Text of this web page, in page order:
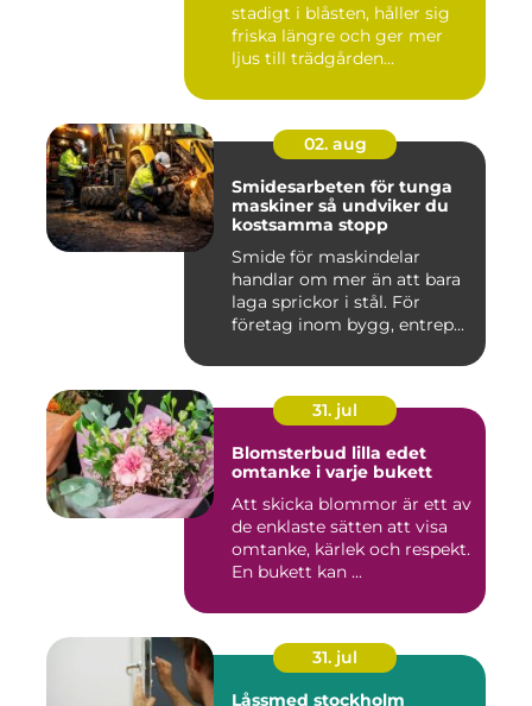
stadigt i blåsten, håller sig
friska längre och ger mer
ljus till trädgården...
02. aug
Smidesarbeten för tunga
maskiner så undviker du
kostsamma stopp
Smide för maskindelar
handlar om mer än att bara
laga sprickor i stål. För
företag inom bygg, entrep...
31. jul
Blomsterbud lilla edet
omtanke i varje bukett
Att skicka blommor är ett av
de enklaste sätten att visa
omtanke, kärlek och respekt.
En bukett kan ...
31. jul
Låssmed stockholm